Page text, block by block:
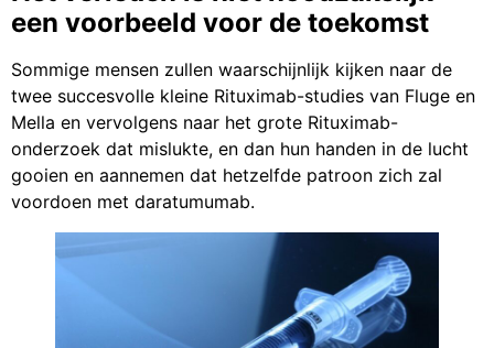
een voorbeeld voor de toekomst
Sommige mensen zullen waarschijnlijk kijken naar de
twee succesvolle kleine Rituximab-studies van Fluge en
Mella en vervolgens naar het grote Rituximab-
onderzoek dat mislukte, en dan hun handen in de lucht
gooien en aannemen dat hetzelfde patroon zich zal
voordoen met daratumumab.